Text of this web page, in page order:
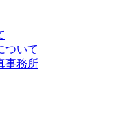
ついて
事務所